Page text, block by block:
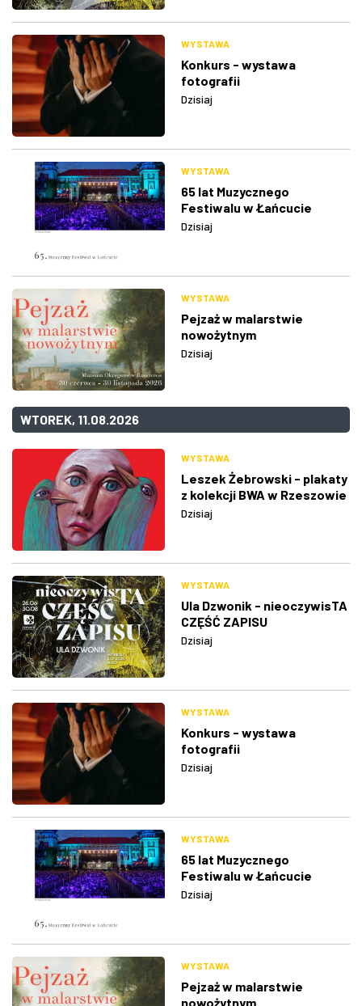
WYSTAWA
Konkurs - wystawa
fotografii
Dzisiaj
WYSTAWA
65 lat Muzycznego
Festiwalu w Łańcucie
Dzisiaj
WYSTAWA
Pejzaż w malarstwie
nowożytnym
Dzisiaj
WTOREK, 11.08.2026
WYSTAWA
Leszek Żebrowski - plakaty
z kolekcji BWA w Rzeszowie
Dzisiaj
WYSTAWA
Ula Dzwonik - nieoczywisTA
CZĘŚĆ ZAPISU
Dzisiaj
WYSTAWA
Konkurs - wystawa
fotografii
Dzisiaj
WYSTAWA
65 lat Muzycznego
Festiwalu w Łańcucie
Dzisiaj
WYSTAWA
Pejzaż w malarstwie
nowożytnym